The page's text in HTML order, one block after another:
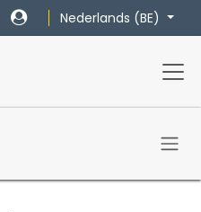
Nederlands (BE)